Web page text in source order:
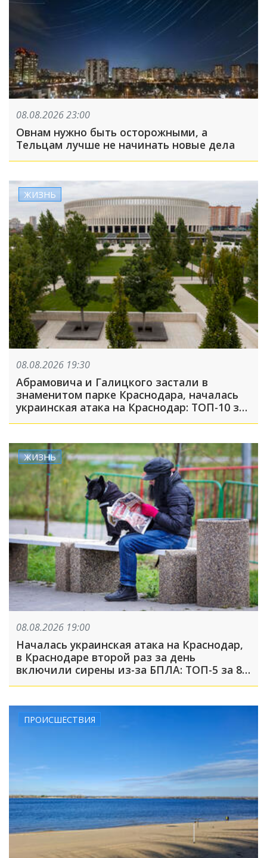
08.08.2026 23:00
Овнам нужно быть осторожными, а
Тельцам лучше не начинать новые дела
ЖИЗНЬ
08.08.2026 19:30
Абрамовича и Галицкого застали в
знаменитом парке Краснодара, началась
украинская атака на Краснодар: ТОП-10 за
ЖИЗНЬ
08.08.2026 19:00
Началась украинская атака на Краснодар,
в Краснодаре второй раз за день
включили сирены из-за БПЛА: ТОП-5 за 8
ПРОИСШЕСТВИЯ